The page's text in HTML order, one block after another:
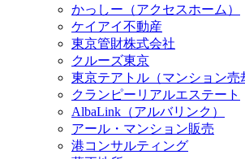
かっしー（アクセスホーム）
ケイアイ不動産
東京管財株式会社
クルーズ東京
東京テアトル（マンション売
クランピーリアルエステート
AlbaLink（アルバリンク）
アール・マンション販売
港コンサルティング